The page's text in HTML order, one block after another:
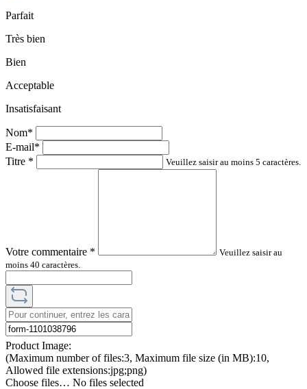
Parfait
Très bien
Bien
Acceptable
Insatisfaisant
Nom*
E-mail*
Titre * Veuillez saisir au moins 5 caractères.
Votre commentaire *
Veuillez saisir au
moins 40 caractères.
Product Image:
(Maximum number of files:3, Maximum file size (in MB):10,
Allowed file extensions:jpg;png)
Choose files… No files selected